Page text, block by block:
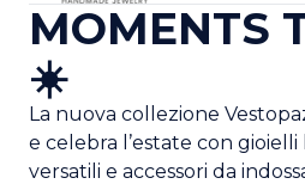
MOMENTS
☀️
La nuova collezione
e celebra l’estate con
versatili e accessori da